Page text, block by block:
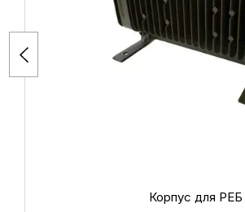
Корпус для РЕБ